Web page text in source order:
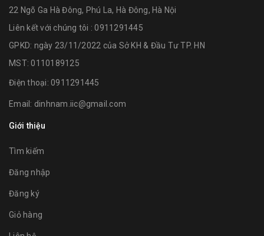
22 Ngõ Ga Hà Đông, Phú La, Hà Đông, Hà Nội
Liên kết với chúng tôi : 0911291445
GPKD: ngày 23/11/2022 của Sở KH & Đầu Tư TP. HN
MST: 0110189125
Điện thoại: 0911291445
Email: dinhnam.iic@gmail.com
Giới thiệu
Tìm kiếm
Đăng nhập
Đăng ký
Giỏ hàng